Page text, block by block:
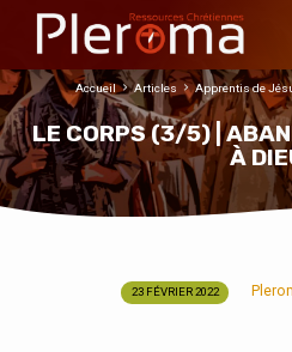
LE CORPS (3/5) |
À
Accueil Articles Apprentis de
23 FÉVRIER 2022